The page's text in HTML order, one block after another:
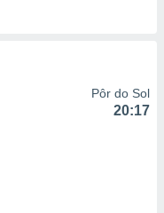
Pôr do Sol
20:17